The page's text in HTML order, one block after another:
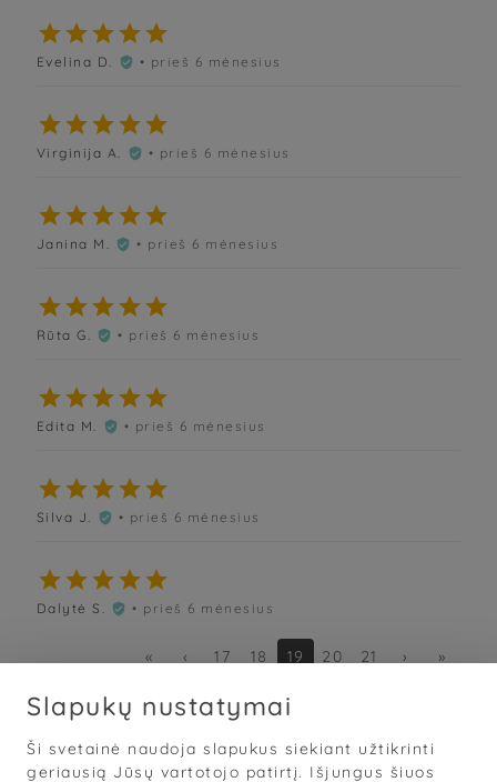

Evelina D.  • prieš 6 mėnesius

Virginija A.  • prieš 6 mėnesius

Janina M.  • prieš 6 mėnesius

Rūta G.  • prieš 6 mėnesius

Edita M.  • prieš 6 mėnesius

Silva J.  • prieš 6 mėnesius

Dalytė S.  • prieš 6 mėnesius
« ‹ 17 18 19 20 21 › »
Slapukų nustatymai
Ši svetainė naudoja slapukus siekiant užtikrinti
geriausią Jūsų vartotojo patirtį. Išjungus šiuos
Sąlygos · Privatumas · Slapukai